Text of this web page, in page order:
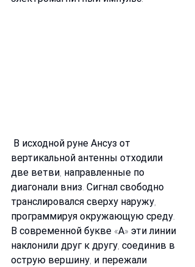
вертикальной антенны отходили
две ветви, направленные по
диагонали вниз. Сигнал свободно
транслировался сверху наружу,
программируя окружающую среду.
В современной букве «А» эти линии
наклонили друг к другу, соединив в
острую вершину, и пережали